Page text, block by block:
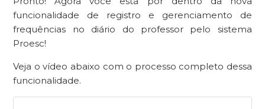
funcionalidade de registro e gerenciamento de
frequências no diário do professor pelo sistema
Proesc!
Veja o vídeo abaixo com o processo completo dessa
funcionalidade.